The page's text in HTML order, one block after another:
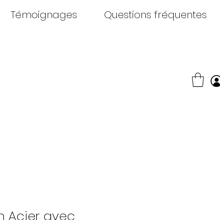
Témoignages Questions fréquentes
Acier avec